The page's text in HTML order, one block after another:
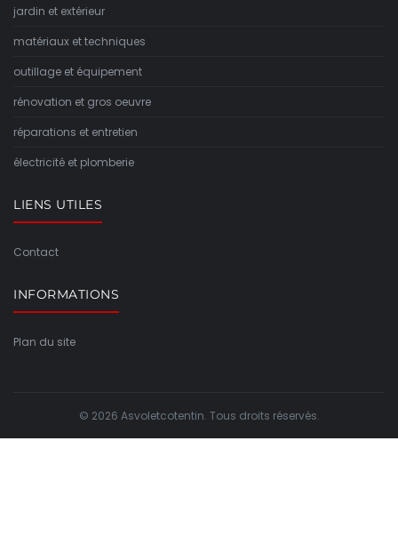
jardin et extérieur
matériaux et techniques
outillage et équipement
rénovation et gros oeuvre
réparations et entretien
électricité et plomberie
LIENS UTILES
Contact
INFORMATIONS
Plan du site
© 2026 Asvoletcotentin. Tous droits réservés.